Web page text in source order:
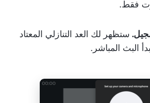
فقط.
ستظهر لك العد التنازلي المعتاد